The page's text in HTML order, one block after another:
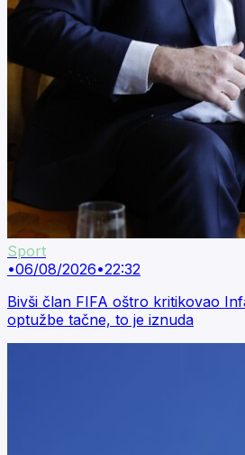
Sport
•06/08/2026•22:32
Bivši član FIFA oštro kritikovao
optužbe tačne, to je iznuda